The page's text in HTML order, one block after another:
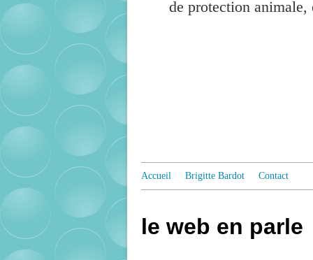
de protection
Accueil Brigitte Bardot Contact
le web en parle